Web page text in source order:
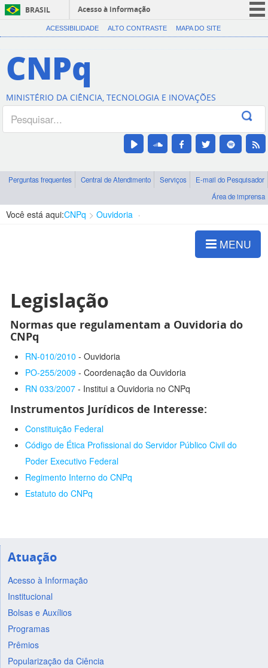
BRASIL
Acesso à informação
CORONAVÍRUS (COVID-19)
Canais
ACESSIBILIDADE ALTO CONTRASTE MAPA DO SITE
CNPq
MINISTÉRIO DA CIÊNCIA, TECNOLOGIA E INOVAÇÕES
Perguntas frequentes Central de Atendimento Serviços
E-mail do Pesquisador
Área de imprensa
Você está aqui:CNPq Ouvidoria
MENU
Legislação
Normas que regulamentam a Ouvidoria do
CNPq
RN-010/2010 - Ouvidoria
PO-255/2009 - Coordenação da Ouvidoria
RN 033/2007 - Institui a Ouvidoria no CNPq
Instrumentos Jurídicos de Interesse:
Constituição Federal
Código de Ética Profissional do Servidor Público Civil do
Poder Executivo Federal
Regimento Interno do CNPq
Estatuto do CNPq
Atuação
Acesso à Informação
Institucional
Bolsas e Auxílios
Programas
Prêmios
Popularização da Ciência